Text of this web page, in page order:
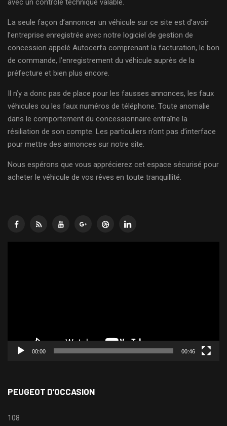
avec un contrôle technique valable.
La seule façon d’annoncer un véhicule sur ce site est d’avoir
l’entreprise enregistrée avec notre logiciel de gestion de
concession appelé Autocerfa comprenant la facturation, le bon
de commande, l’enregistrement du véhicule auprès de la
préfecture et bien plus encore.
Il n’y a donc pas de place pour les fausses annonces, les faux
véhicules ou les faux numéros de téléphone. Toute anomalie
dans le comportement du concessionnaire entraîne la
résiliation de son compte. Les particuliers n’ont pas d’interface
pour mettre des annonces sur notre site.
Nous espérons que vous apprécierez cet espace sécurisé pour
acheter le véhicule de vos rêves en toute tranquillité.
00:00 00:46
PEUGEOT D’OCCASION
108